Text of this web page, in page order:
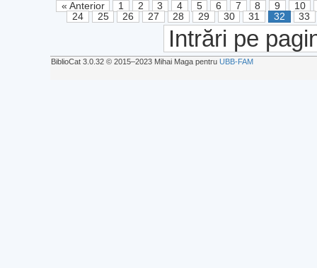
« Anterior 1 2 3 4 5 6 7 8 9
10
24
25 26 27 28 29 30 31 32 33
Intrări pe
BiblioCat 3.0.32 © 2015‒2023 Mihai Maga pentru UBB-FAM